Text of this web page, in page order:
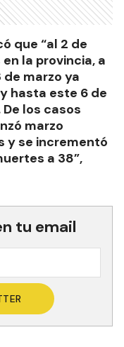
que “al 2 de
la provincia, a
marzo ya
hasta este 6 de
los casos
marzo
y se incrementó
a 38”,
tu email